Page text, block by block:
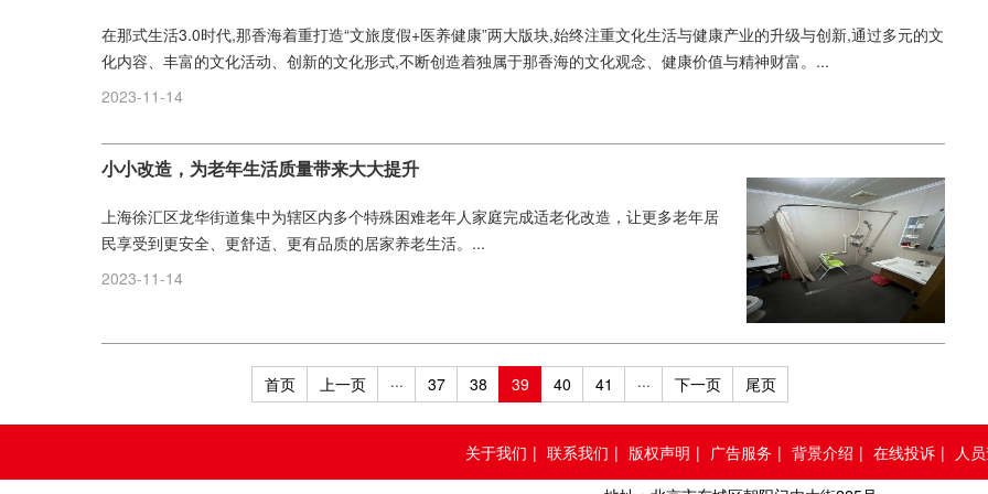
在那式生活3.0时代,那香海着重打造“文旅度假+医养健康”两大版块,始终注重文化生活与健康产业的升级与创新,通过多元的文
化内容、丰富的文化活动、创新的文化形式,不断创造着独属于那香海的文化观念、健康价值与精神财富。...
2023-11-14
小小改造，为老年生活质量带来大大提升
上海徐汇区龙华街道集中为辖区内多个特殊困难老年人家庭完成适老化改造，让更多老年居
民享受到更安全、更舒适、更有品质的居家养老生活。...
2023-11-14
首页 上一页 ··· 37 38 39 40 41 ··· 下一页 尾页
关于我们 | 联系我们 | 版权声明 | 广告服务 | 背景介绍 | 在线投诉 | 人